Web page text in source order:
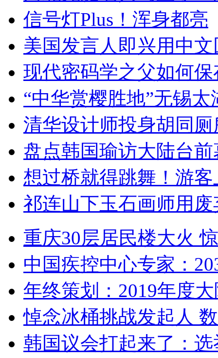
信号灯Plus！浑身都亮
美国发言人即兴用中
现代密码学之父如何
“中华赏樱胜地”无锡
清华设计师投身胡同
盘点韩国瑜访大陆台
想过桥就得跳舞！游客
祁连山下玉石画师用
重庆30层居民楼大火
中国疾控中心专家：
年终策划：2019年度
悼念冰桶挑战发起人
韩国议会打起来了：